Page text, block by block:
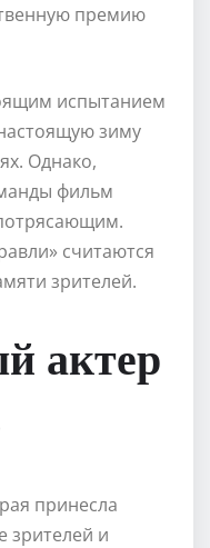
премию
испытанием
зиму
Однако,
фильм
считаются
зрителей.
актер
принесла
зрителей и